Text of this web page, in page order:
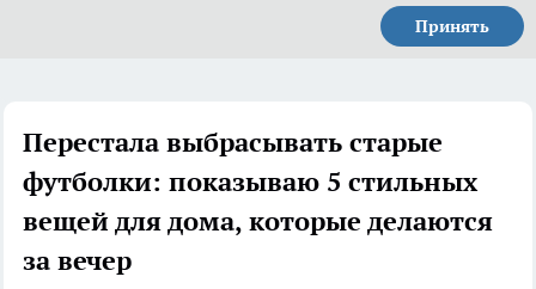
Принять
Перестала выбрасывать старые
футболки: показываю 5 стильных
вещей для дома, которые делаются
за вечер